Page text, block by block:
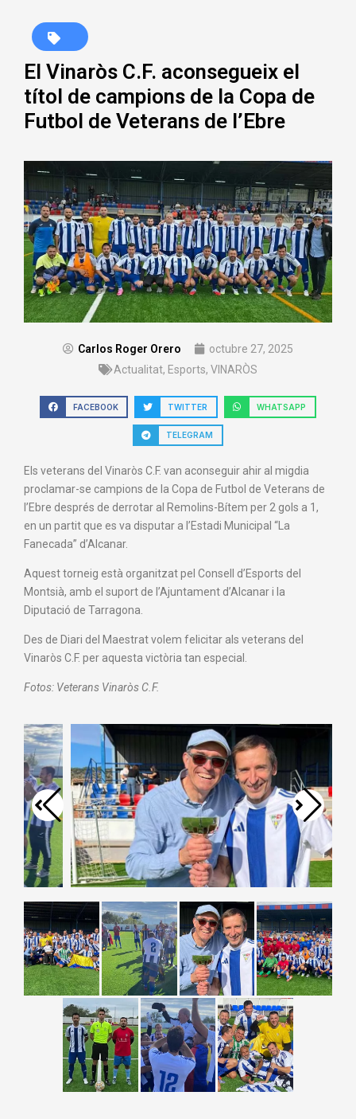
El Vinaròs C.F. aconsegueix el
títol de campions de la Copa de
Futbol de Veterans de l’Ebre
Carlos Roger Orero
octubre 27, 2025
Actualitat, Esports, VINARÒS
FACEBOOK TWITTER WHATSAPP
TELEGRAM
Els veterans del Vinaròs C.F. van aconseguir ahir al migdia
proclamar-se campions de la Copa de Futbol de Veterans de
l’Ebre després de derrotar al Remolins-Bítem per 2 gols a 1,
en un partit que es va disputar a l’Estadi Municipal “La
Fanecada” d’Alcanar.
Aquest torneig està organitzat pel Consell d’Esports del
Montsià, amb el suport de l’Ajuntament d’Alcanar i la
Diputació de Tarragona.
Des de Diari del Maestrat volem felicitar als veterans del
Vinaròs C.F. per aquesta victòria tan especial.
Fotos: Veterans Vinaròs C.F.